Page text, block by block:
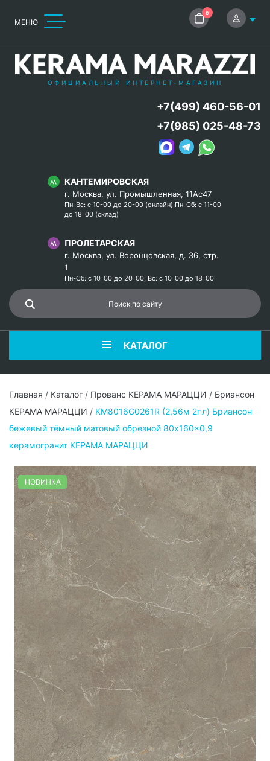
МЕНЮ
0
ОФИЦИАЛЬНЫЙ ИНТЕРНЕТ-МАГАЗИН
КАНТЕМИРОВСКАЯ
г. Москва, ул. Промышленная, 11Ас47
Пн-Вс: с 10-00 до 20-00 (онлайн),Пн-Сб: с 11-00
до 18-00 (склад)
ПРОЛЕТАРСКАЯ
г. Москва, ул. Воронцовская, д. 36, стр.
1
Пн-Сб: с 10-00 до 20-00, Вс: с 10-00 до 18-00
+7(499) 460-56-01
+7(985) 025-48-73
КАТАЛОГ
Главная / Каталог / Прованс КЕРАМА МАРАЦЦИ / Бриансон
КЕРАМА МАРАЦЦИ / KM8016G0261R (2,56м 2пл) Бриансон
бежевый тёмный матовый обрезной 80x160x0,9
керамогранит КЕРАМА МАРАЦЦИ
НОВИНКА